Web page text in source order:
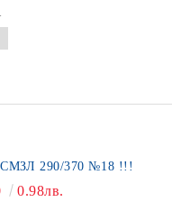
Плик с мехури СМЗЛ 290/370 №18 !!!
0.98лв.